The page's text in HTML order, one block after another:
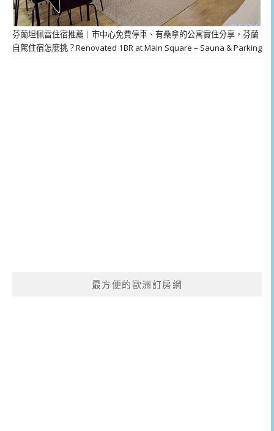
芬蘭坦佩雷住宿推薦｜市中心免費停車、有桑拿的公寓實住分享，芬蘭
自駕住宿怎麼挑？Renovated 1BR at Main Square – Sauna & Parking
最方便的歐洲訂房網